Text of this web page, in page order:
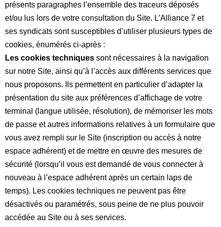
présents paragraphes l’ensemble des traceurs déposés
et/ou lus lors de votre consultation du Site. L’Alliance 7 et
ses syndicats sont susceptibles d’utiliser plusieurs types de
cookies, énumérés ci-après :
Les cookies techniques sont nécessaires à la navigation
sur notre Site, ainsi qu’à l’accès aux différents services que
nous proposons. Ils permettent en particulier d’adapter la
présentation du site aux préférences d’affichage de votre
terminal (langue utilisée, résolution), de mémoriser les mots
de passe et autres informations relatives à un formulaire que
vous avez rempli sur le Site (inscription ou accès à notre
espace adhérent) et de mettre en œuvre des mesures de
sécurité (lorsqu’il vous est demandé de vous connecter à
nouveau à l’espace adhérent après un certain laps de
temps). Les cookies techniques ne peuvent pas être
désactivés ou paramétrés, sous peine de ne plus pouvoir
accédée au Site ou à ses services.